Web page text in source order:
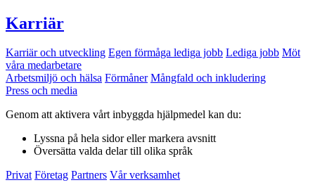
Karriär
Karriär och utveckling Egen förmåga lediga jobb Lediga jobb Möt
våra medarbetare
Arbetsmiljö och hälsa Förmåner Mångfald och inkludering
Press och media
Genom att aktivera vårt inbyggda hjälpmedel kan du:
Lyssna på hela sidor eller markera avsnitt
Översätta valda delar till olika språk
Privat Företag Partners Vår verksamhet